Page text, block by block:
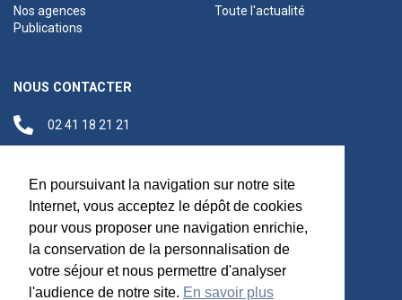
En poursuivant la navigation sur notre site
Internet, vous acceptez le dépôt de cookies
pour vous proposer une navigation enrichie,
la conservation de la personnalisation de
votre séjour et nous permettre d'analyser
l'audience de notre site. En savoir plus
Nos agences
Publications
Toute l'actualité
NOUS CONTACTER
02 41 18 21 21
Siège social
Maréchal Foch,
49100 Angers